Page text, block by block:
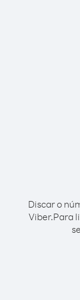
Discar o
Viber.Para